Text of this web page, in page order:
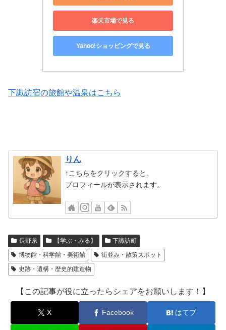
楽天市場で見る
Yahoo!ショッピングで見る
下諏訪宿の旅館や温泉はこちら
りん
↑こちらをクリックすると、
プロフィールが表示されます。
長野県 【学ぶ・みる】
下諏訪町
博物館・科学館・美術館
街並み・散策スポット
史跡・遺構・歴史的建造物
【この記事が役に立ったらシェアをお願いします！】
X Facebook はてブ